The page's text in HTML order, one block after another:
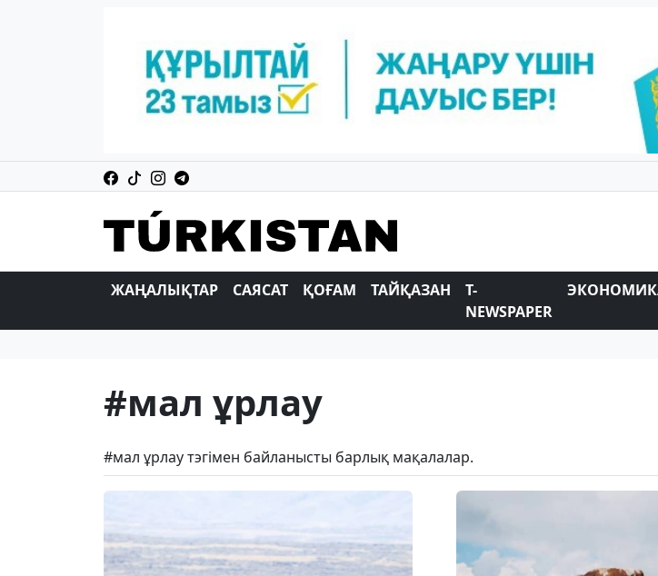
ЖАҢАЛЫҚТАР САЯСАТ ҚОҒАМ ТАЙҚАЗАН
T-
NEWSPAPER
#мал ұрлау
#мал ұрлау тэгімен байланысты барлық мақалалар.